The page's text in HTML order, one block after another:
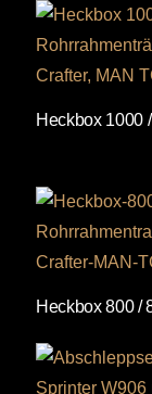
Heckbox 1000
Heckbox 800 /